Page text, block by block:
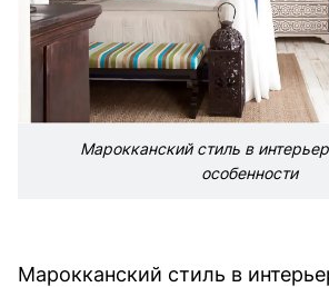
Марокканский стиль в
особенности
Марокканский стиль в